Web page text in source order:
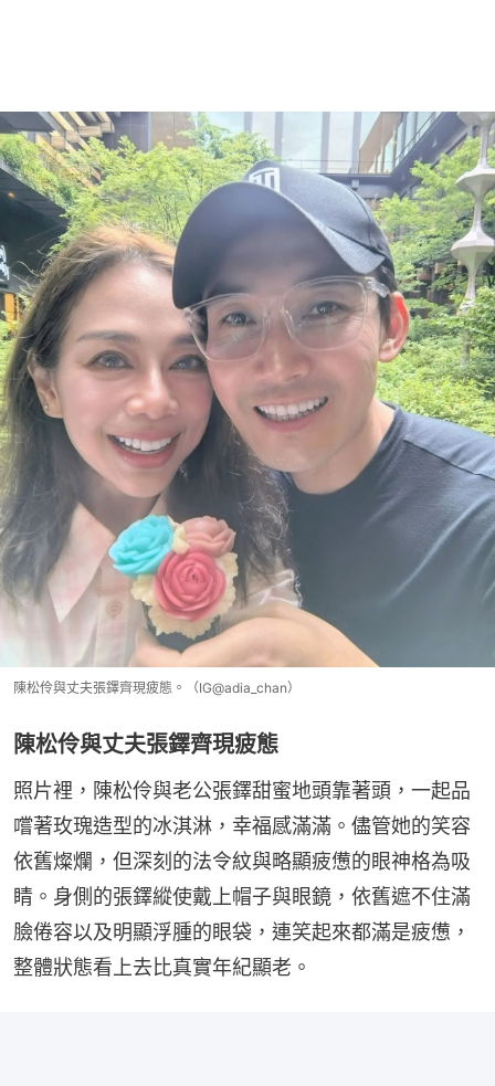
陳松伶與丈夫張鐸齊現疲態。（IG@adia_chan）
陳松伶與丈夫張鐸齊現疲態
照片裡，陳松伶與老公張鐸甜蜜地頭靠著頭，一起品
嚐著玫瑰造型的冰淇淋，幸福感滿滿。儘管她的笑容
依舊燦爛，但深刻的法令紋與略顯疲憊的眼神格為吸
睛。身側的張鐸縱使戴上帽子與眼鏡，依舊遮不住滿
臉倦容以及明顯浮腫的眼袋，連笑起來都滿是疲憊，
整體狀態看上去比真實年紀顯老。